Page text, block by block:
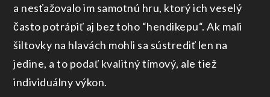
a nesťažovalo im samotnú hru, ktorý ich veselý
často potrápiť aj bez toho “hendikepu“. Ak mali
šiltovky na hlavách mohli sa sústrediť len na
jedine, a to podať kvalitný tímový, ale tiež
individuálny výkon.